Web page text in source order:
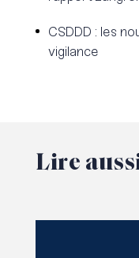
CSDDD : les
vigilance
Lire